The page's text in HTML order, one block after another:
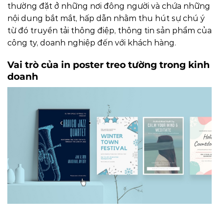
thường đặt ở những nơi đông người và chứa những
nội dung bắt mắt, hấp dẫn nhằm thu hút sự chú ý
từ đó truyền tải thông điệp, thông tin sản phẩm của
công ty, doanh nghiệp đến với khách hàng.
Vai trò của in poster treo tường trong kinh
doanh